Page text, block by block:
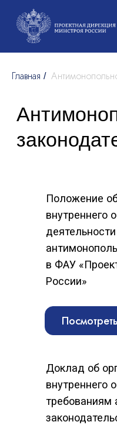
Главная /
Доклад об
требованиям
дирекция Минстроя
Посмотреть
Положение об
внутреннего
России»
Посмотреть
Карта рисков
антимонопольного
плана мероприятий
по снижению рисков
антимонопольного